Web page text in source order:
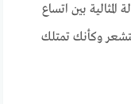
بين اتساع
لتشعر وكأنك تمتلك